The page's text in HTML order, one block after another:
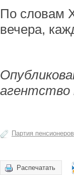
По словам
вечера,
агентство
Партия пенсионеров
Распечатать